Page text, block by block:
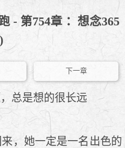
- 第754章 ：想念365
下一章
总是想的很长远
，她一定是一名出色的